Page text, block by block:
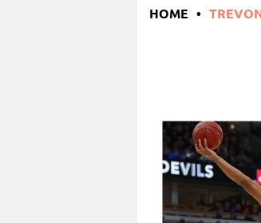
HOME •